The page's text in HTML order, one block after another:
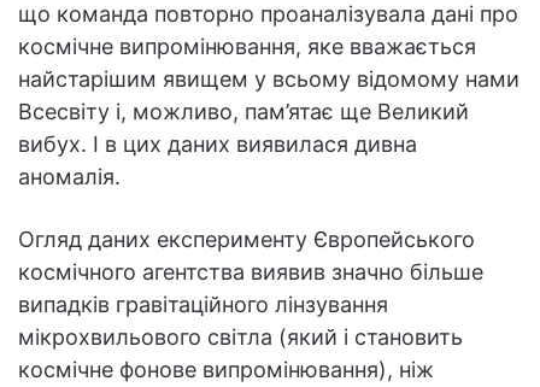
що команда повторно проаналізувала дані про
космічне випромінювання, яке вважається
найстарішим явищем у всьому відомому нами
Всесвіту і, можливо, пам’ятає ще Великий
вибух. І в цих даних виявилася дивна
аномалія.
Огляд даних експерименту Європейського
космічного агентства виявив значно більше
випадків гравітаційного лінзування
мікрохвильового світла (який і становить
космічне фонове випромінювання), ніж